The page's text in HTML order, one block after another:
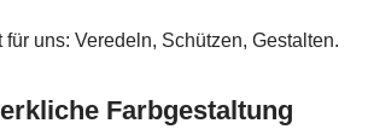
für uns: Veredeln, Schützen, Gestalten.
Farbgestaltung